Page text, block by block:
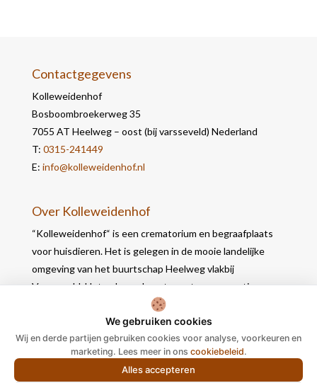
Contactgegevens
Kolleweidenhof
Bosboombroekerweg 35
7055 AT Heelweg – oost (bij varsseveld) Nederland
T: 0315-241449
E: info@kolleweidenhof.nl
Over Kolleweidenhof
“Kolleweidenhof“ is een crematorium en begraafplaats
voor huisdieren. Het is gelegen in de mooie landelijke
omgeving van het buurtschap Heelweg vlakbij
Varsseveld. Het gebouw bevat naast een crematie- en
werkruimte, 2 opbaarruimtes waar u in alle rust nog
afscheid kunt nemen.We gebruiken cookies
Wij en derde partijen gebruiken cookies voor analyse, voorkeuren en
marketing. Lees meer in ons cookiebeleid.
Alles accepteren